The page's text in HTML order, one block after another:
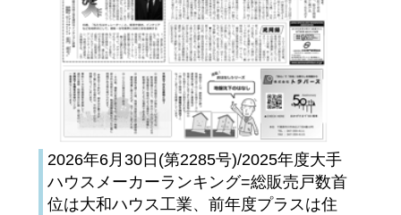
2026年6月30日(第2285号)/2025年度大手
ハウスメーカーランキング=総販売戸数首
位は大和ハウス工業、前年度プラスは住